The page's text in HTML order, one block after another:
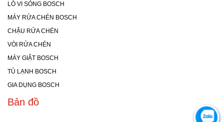
LÒ VI SÓNG BOSCH
MÁY RỬA CHÉN BOSCH
CHẬU RỬA CHÉN
VÒI RỬA CHÉN
MÁY GIẶT BOSCH
TỦ LẠNH BOSCH
GIA DỤNG BOSCH
Bản đồ